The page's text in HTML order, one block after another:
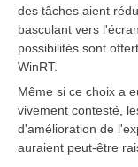
des tâches aient
basculant vers
possibilités sont
WinRT.
Même si ce choix a
vivement contesté,
d'amélioration de
auraient peut-être